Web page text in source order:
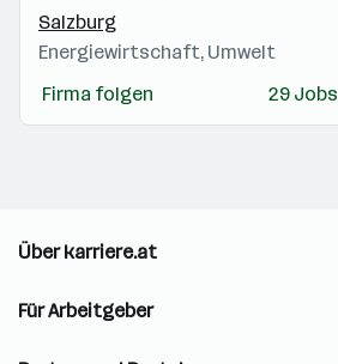
Telekommunikation
Salzburg
Energiewirtschaft, Umwelt
Firma folgen
29 Jobs
Über karriere.at
Für Arbeitgeber